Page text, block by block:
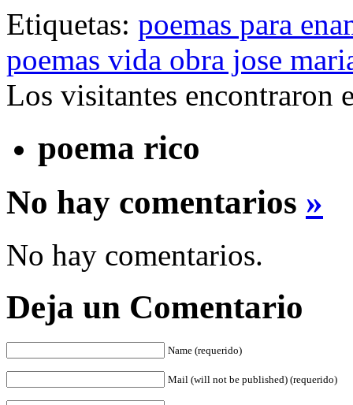
Etiquetas: poemas para
poemas vida obra jose
Los visitantes encontraron
poema rico
No hay comentarios »
No hay comentarios.
Deja un Comentario
Name (requerido)
Mail (will not be published) (requerido)